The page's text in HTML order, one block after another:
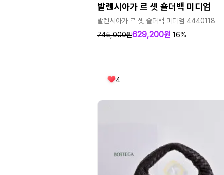
발렌시아가 르 셋 숄더백 미디엄
발렌시아가 르 셋 숄더백 미디엄 4440118
745,000원629,200원 16%
4